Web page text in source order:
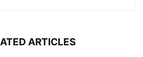
ARTICLES